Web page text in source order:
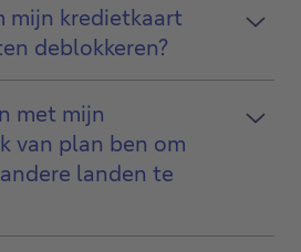
mijn kredietkaart
deblokkeren?
met mijn
van plan ben om
landen te